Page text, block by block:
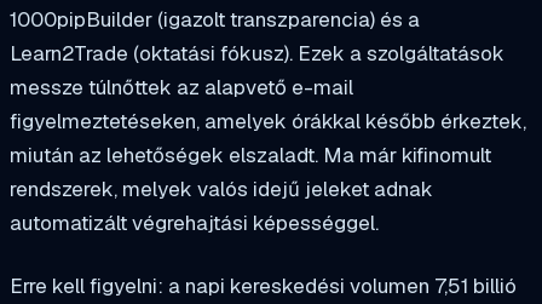
1000pipBuilder (igazolt transzparencia) és a
Learn2Trade (oktatási fókusz). Ezek a szolgáltatások
messze túlnőttek az alapvető e-mail
figyelmeztetéseken, amelyek órákkal később érkeztek,
miután az lehetőségek elszaladt. Ma már kifinomult
rendszerek, melyek valós idejű jeleket adnak
automatizált végrehajtási képességgel.
Erre kell figyelni: a napi kereskedési volumen 7,51 billió